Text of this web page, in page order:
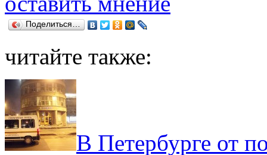
Поделиться…
читайте также:
В Петербурге от